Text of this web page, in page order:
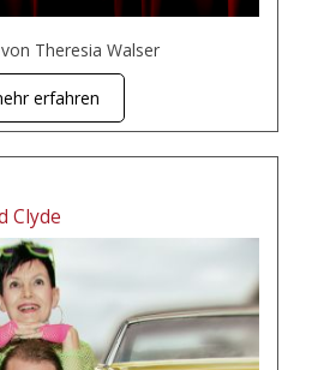
Theresia Walser
erfahren
Clyde